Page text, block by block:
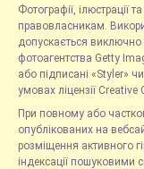
Фотографії, ілюстрації
правовласникам.
допускається
фотоагентства Getty
або підписані «Styler»
умовах ліцензії
При повному або
опублікованих на
розміщення активного
індексації пошуковими